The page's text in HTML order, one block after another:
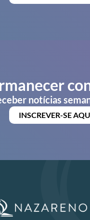
notícias
INSCREVER-SE